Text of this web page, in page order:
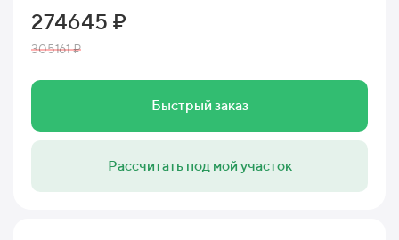
274645 ₽
305161 ₽
Быстрый заказ
Рассчитать под мой участок